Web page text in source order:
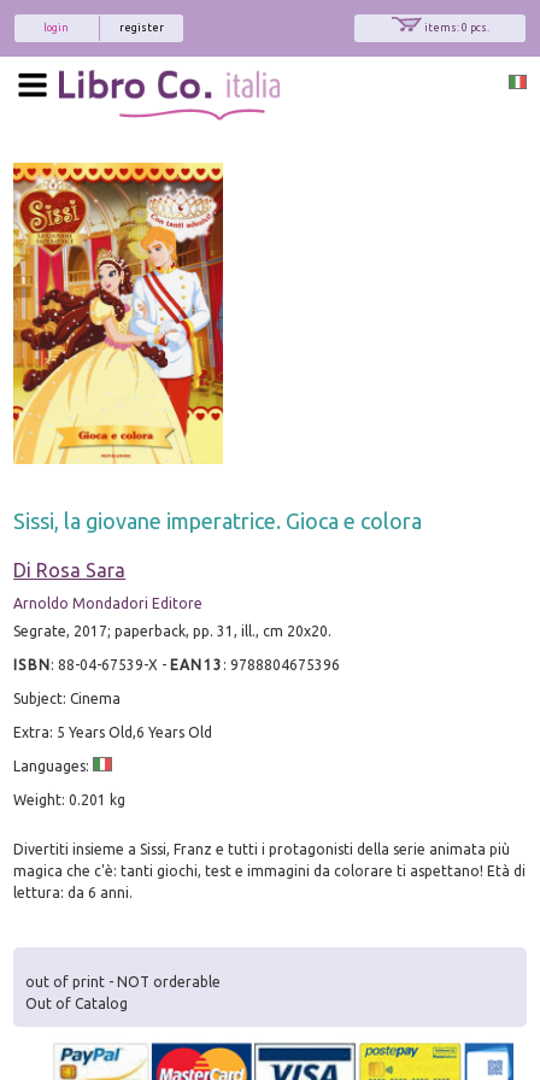
items: 0 pcs.
register
login
Sissi, la giovane imperatrice. Gioca e colora
Di Rosa Sara
Arnoldo Mondadori Editore
Segrate, 2017; paperback, pp. 31, ill., cm 20x20.
ISBN:88-04-67539-X - EAN13 :9788804675396
Subject: Cinema
Extra: 5 Years Old,6 Years Old
Languages:
Weight: 0.201 kg
Divertiti insieme a Sissi, Franz e tutti i protagonisti della serie animata più
magica che c'è: tanti giochi, test e immagini da colorare ti aspettano! Età di
lettura: da 6 anni.
out of print - NOT orderable
Out of Catalog